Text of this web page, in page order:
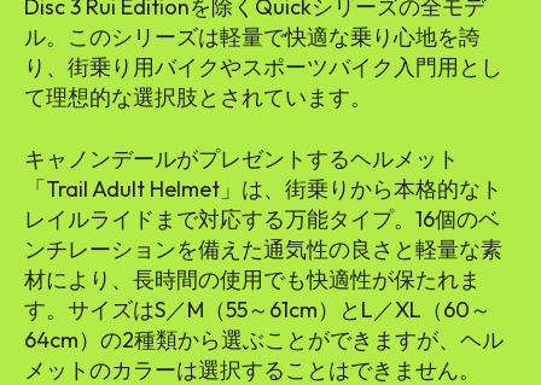
Disc 3 Rui Editionを除くQuickシリーズの全モデ
ル。このシリーズは軽量で快適な乗り心地を誇
り、街乗り用バイクやスポーツバイク入門用とし
て理想的な選択肢とされています。
キャノンデールがプレゼントするヘルメット
「Trail Adult Helmet」は、街乗りから本格的なト
レイルライドまで対応する万能タイプ。16個のベ
ンチレーションを備えた通気性の良さと軽量な素
材により、長時間の使用でも快適性が保たれま
す。サイズはS／M（55～61cm）とL／XL（60～
64cm）の2種類から選ぶことができますが、ヘル
メットのカラーは選択することはできません。